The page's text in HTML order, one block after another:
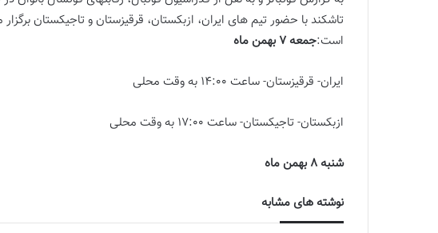
تاشکند با حضور تیم های ایران، ازبکستان، قرقیزستان و تاجیکستان
است:جمعه 7 بهمن ماه
ایران- قرقیزستان- ساعت 14:00 به وقت محلی
ازبکستان- تاجیکستان- ساعت 17:00 به وقت محلی
شنبه 8 بهمن ماه
نوشته های مشابه